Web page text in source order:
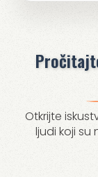
Otkrijte
ljudi koji su